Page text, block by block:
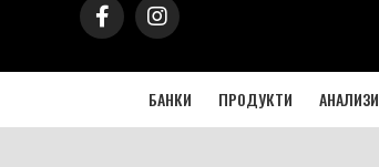
БАНКИ ПРОДУКТИ АНАЛИЗИ